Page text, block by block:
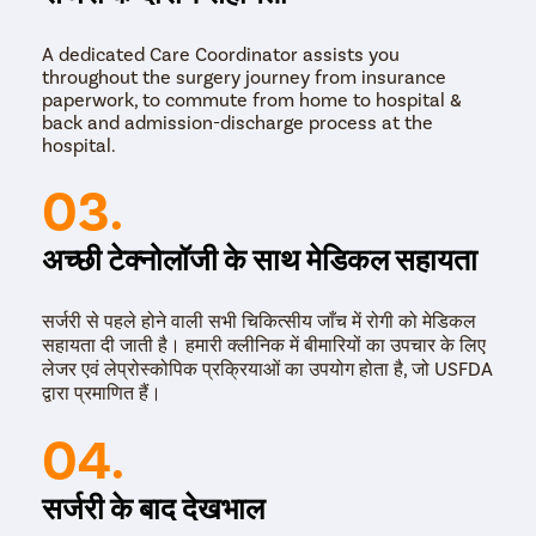
A dedicated Care Coordinator assists you
throughout the surgery journey from insurance
paperwork, to commute from home to hospital &
back and admission-discharge process at the
hospital.
03.
अच्छी टेक्नोलॉजी के साथ मेडिकल सहायता
सर्जरी से पहले होने वाली सभी चिकित्सीय जाँच में रोगी को मेडिकल
सहायता दी जाती है। हमारी क्लीनिक में बीमारियों का उपचार के लिए
लेजर एवं लेप्रोस्कोपिक प्रक्रियाओं का उपयोग होता है, जो USFDA
द्वारा प्रमाणित हैं।
04.
सर्जरी के बाद देखभाल